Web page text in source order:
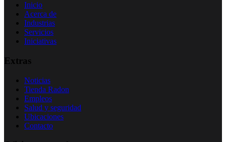
Inicio
Acerca de
Industrias
Servicios
Iniciativas
Extras
Noticias
Tienda Radon
Empleos
Salud y seguridad
Ubicaciones
Contacto